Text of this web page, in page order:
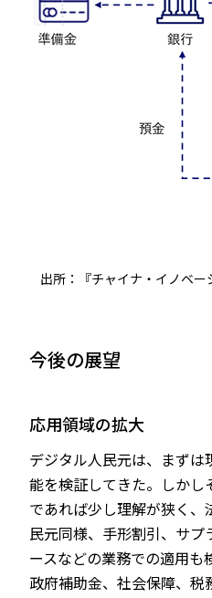
出所：『チャイナ・イノベ
今後の展望
応用領域の拡大
デジタル人民元は、まず
能を検証してきた。しか
であれば少し理解が狭く
民元同様、手形割引、サプ
ースなどの業務での適用も
政府補助金、社会保障、